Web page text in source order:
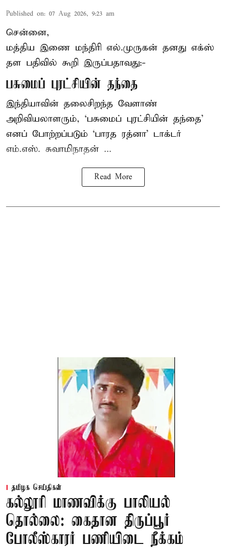
Published on: 07 Aug 2026, 9:23 am
சென்னை,
மத்திய இணை மந்திரி எல்.முருகன் தனது எக்ஸ்
தள பதிவில் கூறி இருப்பதாவது:-
பசுமைப் புரட்சியின் தந்தை
இந்தியாவின் தலைசிறந்த வேளாண்
அறிவியலாளரும், ‘பசுமைப் புரட்சியின் தந்தை’
எனப் போற்றப்படும் ‘பாரத ரத்னா’ டாக்டர்
எம்.எஸ். சுவாமிநாதன் ...
Read More
தமிழக செய்திகள்
கல்லூரி மாணவிக்கு பாலியல்
தொல்லை: கைதான திருப்பூர்
போலீஸ்காரர் பணியிடை நீக்கம்